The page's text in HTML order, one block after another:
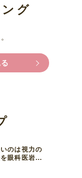
グ
のは視力の
眼科医岩見